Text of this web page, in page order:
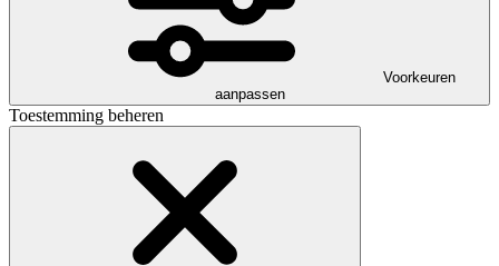
Voorkeuren
aanpassen
Toestemming beheren